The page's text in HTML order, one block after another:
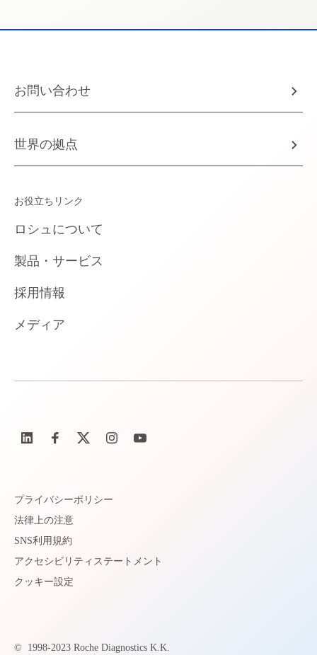
お問い合わせ
世界の拠点
お役立ちリンク
ロシュについて
製品・サービス
採用情報
メディア
プライバシーポリシー
法律上の注意
SNS利用規約
アクセシビリティステートメント
クッキー設定
© 1998-2023 Roche Diagnostics K.K.